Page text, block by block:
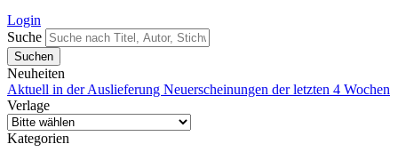
Login
Suche
Neuheiten
Aktuell in der Auslieferung Neuerscheinungen der letzten 4 Wochen
Verlage
Kategorien